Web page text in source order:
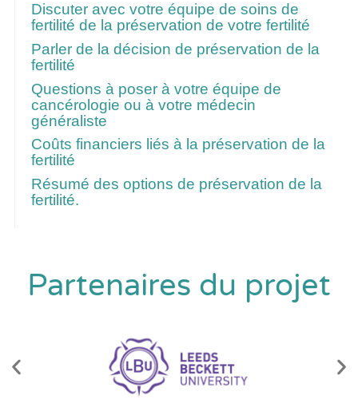
Discuter avec votre équipe de soins de
fertilité de la préservation de votre fertilité
Parler de la décision de préservation de la
fertilité
Questions à poser à votre équipe de
cancérologie ou à votre médecin
généraliste
Coûts financiers liés à la préservation de la
fertilité
Résumé des options de préservation de la
fertilité.
Partenaires du projet